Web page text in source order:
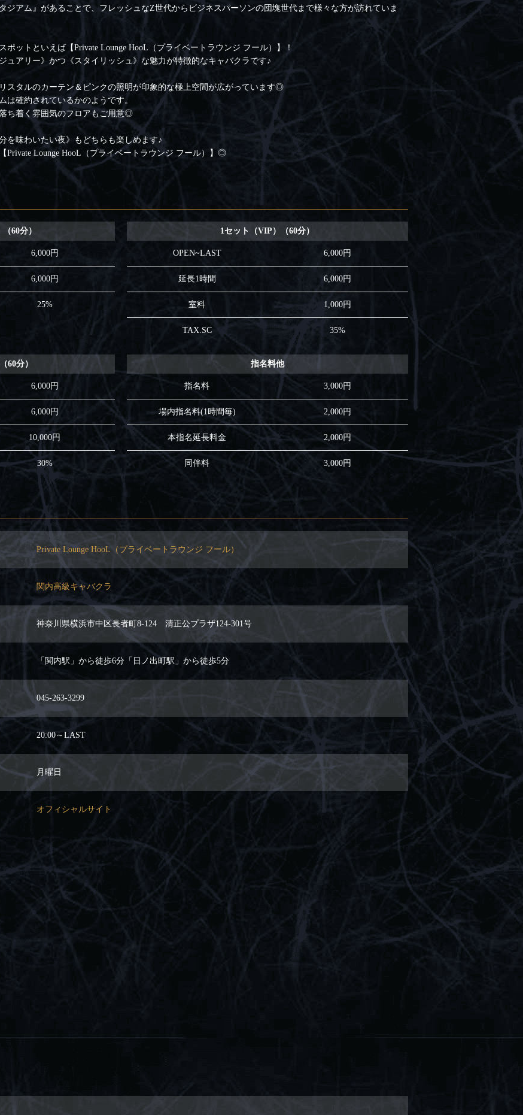
ジアム』があることで、フレッシュなZ世代からビジネスパーソンの団塊世代まで様々な方が訪れていま
ットといえば【Private Lounge HooL（プライベートラウンジ フール）】！
ュアリー》かつ《スタイリッシュ》な魅力が特徴的なキャバクラです♪
スタルのカーテン＆ピンクの照明が印象的な極上空間が広がっています◎
は確約されているかのようです。
ち着く雰囲気のフロアもご用意◎
を味わいたい夜》もどちらも楽しめます♪
Private Lounge HooL（プライベートラウンジ フール）】◎
60分）
6,000円
6,000円
25%
1セット（VIP）（60分）
OPEN~LAST 6,000円
延長1時間 6,000円
室料 1,000円
TAX.SC 35%
60分）
6,000円
6,000円
10,000円
30%
指名料他
指名料 3,000円
場内指名料(1時間毎) 2,000円
本指名延長料金 2,000円
同伴料 3,000円
Private Lounge HooL（プライベートラウンジ フール）
関内高級キャバクラ
神奈川県横浜市中区長者町8-124 清正公プラザ124-301号
「関内駅」から徒歩6分「日ノ出町駅」から徒歩5分
045-263-3299
20:00～LAST
月曜日
オフィシャルサイト